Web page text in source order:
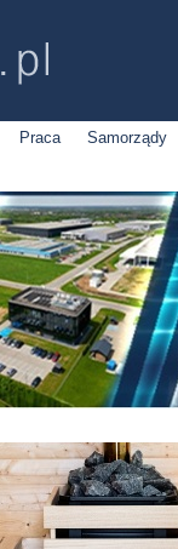
Praca Samorządy